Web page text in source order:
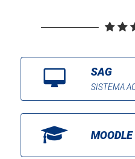
SAG
SISTEMA
MOODLE